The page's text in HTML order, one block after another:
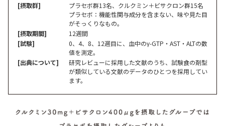
[摂取群]
プラセボ群13名、クルクミン＋ビサクロン群15名
プラセボ：機能性関与成分を含まない、味や見た目
がそっくりなもの。
[摂取期間]
12週間
[試験]
0、4、8、12週目に、血中のγ-GTP・AST・ALTの数
値を測定。
[出典について]
研究レビューに採用した文献のうち、試験食の剤型
が類似している文献のデータのひとつを採用してい
ます。